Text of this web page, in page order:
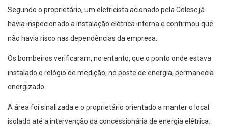
Segundo o proprietário, um eletricista acionado pela Celesc já
havia inspecionado a instalação elétrica interna e confirmou que
não havia risco nas dependências da empresa.
Os bombeiros verificaram, no entanto, que o ponto onde estava
instalado o relógio de medição, no poste de energia, permanecia
energizado.
A área foi sinalizada e o proprietário orientado a manter o local
isolado até a intervenção da concessionária de energia elétrica.